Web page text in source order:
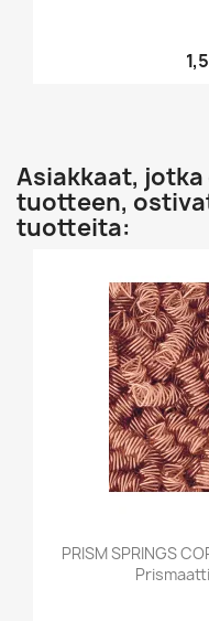
Asiakkaat,
tuotteen,
tuotteita:
PRISM SPRINGS